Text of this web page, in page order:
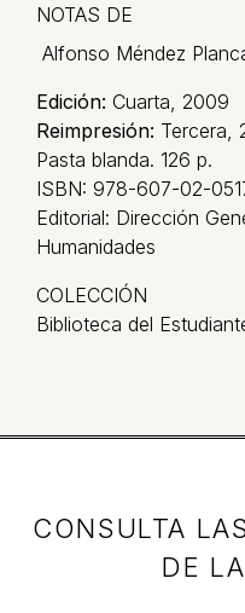
NOTAS DE
Alfonso Méndez
Edición: Cuarta, 2009
Reimpresión: Tercera,
Pasta blanda. 126 p.
ISBN: 978-607-02-
Editorial: Dirección
Humanidades
COLECCIÓN
Biblioteca del
CONSULTA
DE